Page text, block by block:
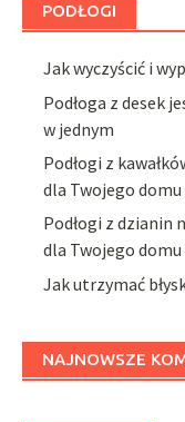
PODŁOGI
Jak wyczyścić i
Podłoga z desek
w jednym
Podłogi z
dla Twojego domu
Podłogi z dzianin
dla Twojego domu
Jak utrzymać
NAJNOWSZE